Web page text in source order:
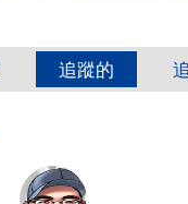
追蹤的